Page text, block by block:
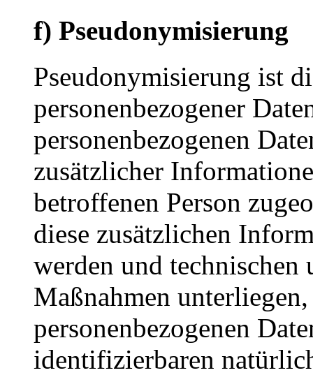
f) Pseudonymisierung
Pseudonymisierung ist
personenbezogener
personenbezogenen
zusätzlicher
betroffenen Person
diese zusätzlichen
werden und technischen
Maßnahmen
personenbezogenen
identifizierbaren